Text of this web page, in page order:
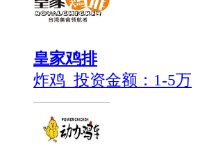
皇家鸡排
炸鸡 投资金额： 1-5万